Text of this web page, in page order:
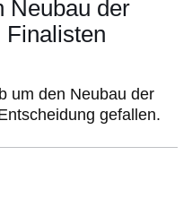
Neubau der
um den Neubau der
gefallen.